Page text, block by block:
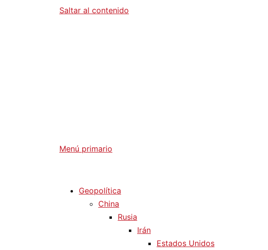
Saltar al contenido
Menú primario
Geopolítica
China
Rusia
Irán
Estados Unidos